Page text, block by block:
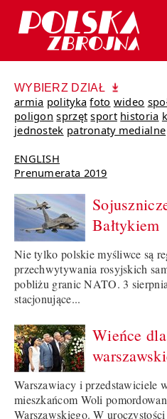
WYBIERZ DZIAŁ
armia polityka foto wideo
poligon sprzęt sport historia
jednostek patronaty medialne
ENGLISH
Prenumerata 2019
Bałtykiem
Nie tylko polskie myśliwce są
przechwytywania rosyjskich
pobliżu granic NATO. 3
stacjonujące...
Wieńce
Warszawiacy i przedstawiciele
mieszkańcom Woli
Warszawskiego. W